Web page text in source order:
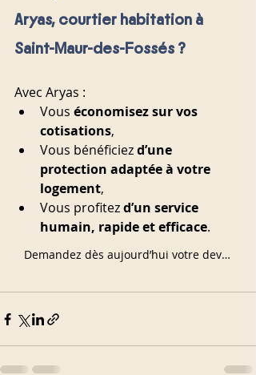
Aryas, courtier habitation à
Saint-Maur-des-Fossés ?
Avec Aryas :
Vous économisez sur vos
cotisations,
Vous bénéficiez d’une
protection adaptée à votre
logement,
Vous profitez d’un service
humain, rapide et efficace.
Demandez dès aujourd’hui votre devis gratuit d’assurance habitation